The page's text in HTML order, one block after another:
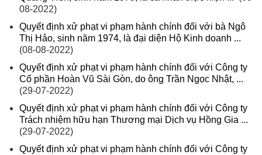
08-2022)
Quyết định xử phạt vi phạm hành chính đối với bà Ngô
Thị Hảo, sinh năm 1974, là đại diện Hộ Kinh doanh ...
(08-08-2022)
Quyết định xử phạt vi phạm hành chính đối với Công ty
Cổ phần Hoàn Vũ Sài Gòn, do ông Trần Ngọc Nhật, ...
(29-07-2022)
Quyết định xử phạt vi phạm hành chính đối với Công ty
Trách nhiệm hữu hạn Thương mại Dịch vụ Hồng Gia ...
(29-07-2022)
Quyết định xử phạt vi phạm hành chính đối với Công ty